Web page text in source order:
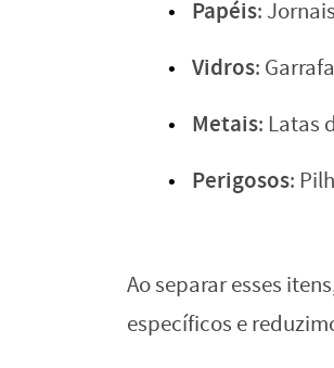
Papéis:
Vidros:
Metais: Latas
Perigosos:
Ao separar esses
específicos e